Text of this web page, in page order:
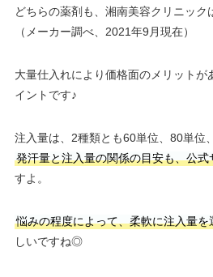
どちらの薬剤も、湘南美容クリニック
（メーカー調べ、2021年9月現在）
大量仕入れにより価格面のメリットが
イントです♪
注入量は、2種類とも60単位、80単位
発汗量と注入量の関係の目安も、公式
すよ。
悩みの程度によって、柔軟に注入量を
しいですね◎